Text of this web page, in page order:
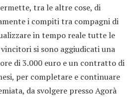
tra le altre cose, di
i compiti tra compagni di
in tempo reale tutte le
si sono aggiudicati una
di 3.000 euro e un contratto di
per completare e continuare
da svolgere presso Agorà